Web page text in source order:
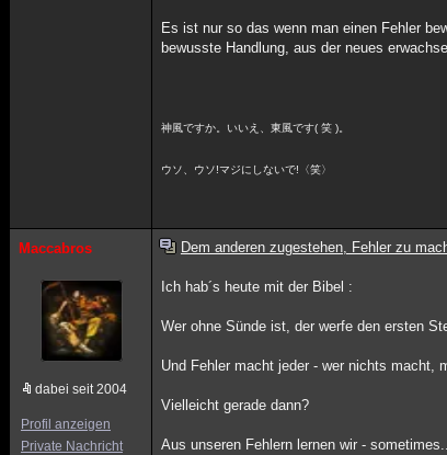
Es ist nur so das wenn man einen Fehler
bewusste Handlung, aus der neues
神風ですか。いいえ、東風です( 笑 )。
ウソ、ウソ!マジにしないで!〈笑〉
Maccabros
dabei seit 2004
Profil anzeigen
Private Nachricht
Dem anderen zugestehen, Fehler zu
Ich hab´s heute mit der Bibel :
Wer ohne Sünde ist, der werfe den ersten
Und Fehler macht jeder - wer nichts macht,
Vielleicht gerade dann?
Aus unseren Fehlern lernen wir -